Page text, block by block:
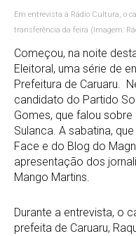
Em entrevista à Rádio Cultura, o
transferência da feira (Imagem:
Começou, na noite
Eleitoral, uma série de
Prefeitura de Caruaru.
candidato do Partido
Gomes, que falou
Sulanca. A sabatina,
Face e do Blog do
apresentação dos
Mango Martins.
Durante a entrevista, o
prefeita de Caruaru,